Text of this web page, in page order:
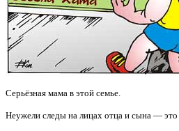
Серьёзная мама в этой семье.
Неужели следы на лицах отца и сына — это